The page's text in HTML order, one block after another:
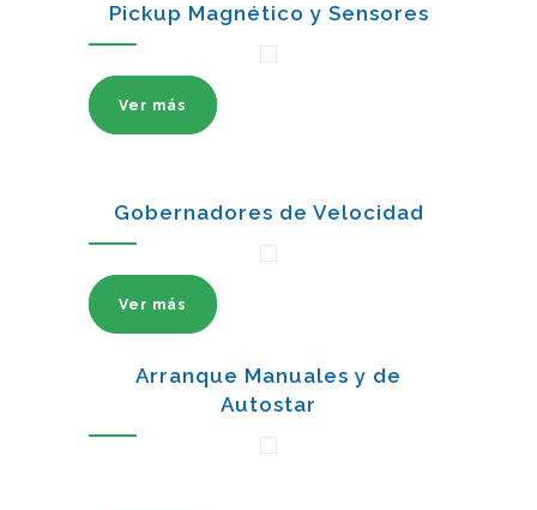
Pickup Magnético y Sensores
Ver más
Gobernadores de Velocidad
Ver más
Arranque Manuales y de
Autostar